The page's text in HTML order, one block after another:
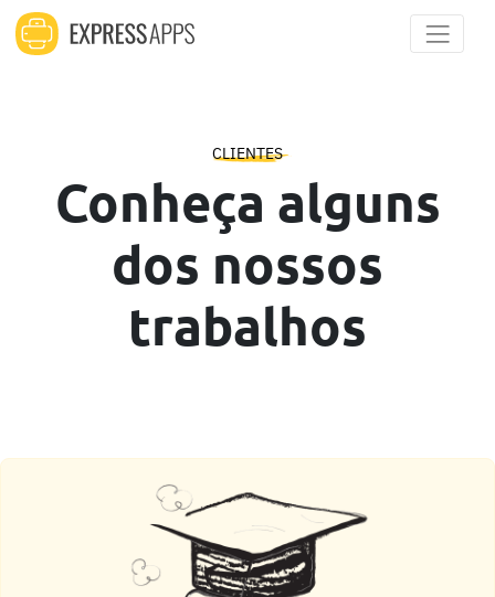
CLIENTES
Conheça alguns
dos nossos
trabalhos